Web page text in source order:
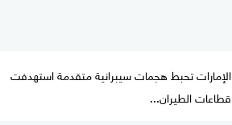
الإمارات تحبط هجمات سيبرانية متقدمة استهدفت
قطاعات الطيران...